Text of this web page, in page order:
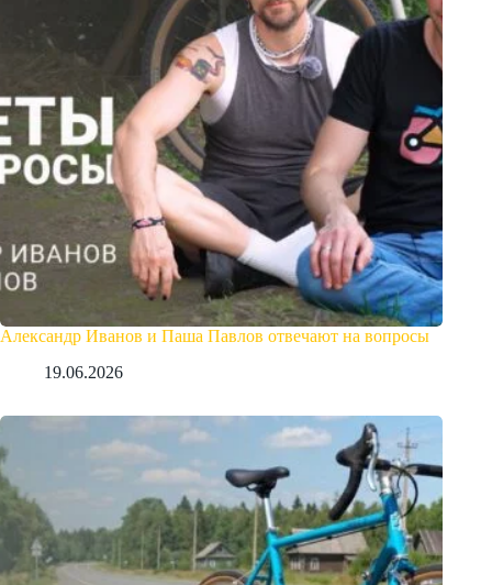
Александр Иванов и Паша Павлов отвечают на вопросы
19.06.2026